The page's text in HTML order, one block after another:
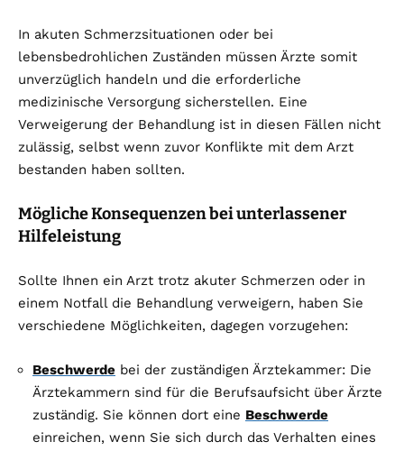
In akuten Schmerzsituationen oder bei
lebensbedrohlichen Zuständen müssen Ärzte somit
unverzüglich handeln und die erforderliche
medizinische Versorgung sicherstellen. Eine
Verweigerung der Behandlung ist in diesen Fällen nicht
zulässig, selbst wenn zuvor Konflikte mit dem Arzt
bestanden haben sollten.
Mögliche Konsequenzen bei unterlassener
Hilfeleistung
Sollte Ihnen ein Arzt trotz akuter Schmerzen oder in
einem Notfall die Behandlung verweigern, haben Sie
verschiedene Möglichkeiten, dagegen vorzugehen:
Beschwerde bei der zuständigen Ärztekammer: Die
Ärztekammern sind für die Berufsaufsicht über Ärzte
zuständig. Sie können dort eine Beschwerde
einreichen, wenn Sie sich durch das Verhalten eines